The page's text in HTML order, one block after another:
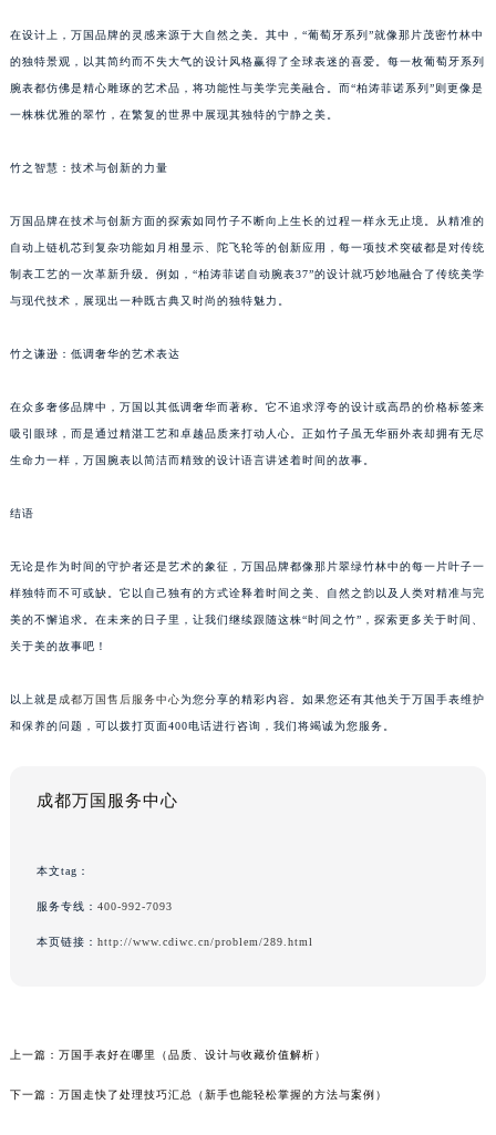
在设计上，万国品牌的灵感来源于大自然之美。其中，“葡萄牙系列”就像那片茂密竹林中
的独特景观，以其简约而不失大气的设计风格赢得了全球表迷的喜爱。每一枚葡萄牙系列
腕表都仿佛是精心雕琢的艺术品，将功能性与美学完美融合。而“柏涛菲诺系列”则更像是
一株株优雅的翠竹，在繁复的世界中展现其独特的宁静之美。
竹之智慧：技术与创新的力量
万国品牌在技术与创新方面的探索如同竹子不断向上生长的过程一样永无止境。从精准的
自动上链机芯到复杂功能如月相显示、陀飞轮等的创新应用，每一项技术突破都是对传统
制表工艺的一次革新升级。例如，“柏涛菲诺自动腕表37”的设计就巧妙地融合了传统美学
与现代技术，展现出一种既古典又时尚的独特魅力。
竹之谦逊：低调奢华的艺术表达
在众多奢侈品牌中，万国以其低调奢华而著称。它不追求浮夸的设计或高昂的价格标签来
吸引眼球，而是通过精湛工艺和卓越品质来打动人心。正如竹子虽无华丽外表却拥有无尽
生命力一样，万国腕表以简洁而精致的设计语言讲述着时间的故事。
结语
无论是作为时间的守护者还是艺术的象征，万国品牌都像那片翠绿竹林中的每一片叶子一
样独特而不可或缺。它以自己独有的方式诠释着时间之美、自然之韵以及人类对精准与完
美的不懈追求。在未来的日子里，让我们继续跟随这株“时间之竹”，探索更多关于时间、
关于美的故事吧！
以上就是 成都万国售后服务中心为您分享的精彩内容。如果您还有其他关于万国手表维护
和保养的问题，可以拨打页面400电话进行咨询，我们将竭诚为您服务。
成都万国服务中心
本文tag：
服务专线： 400-992-7093
本页链接： http://www.cdiwc.cn/problem/289.html
上一篇： 万国手表好在哪里（品质、设计与收藏价值解析）
下一篇： 万国走快了处理技巧汇总（新手也能轻松掌握的方法与案例）